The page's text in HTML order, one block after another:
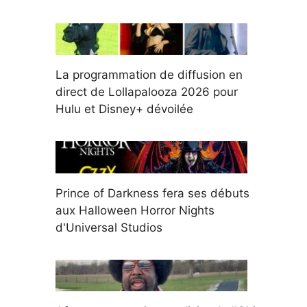
La programmation de diffusion en
direct de Lollapalooza 2026 pour
Hulu et Disney+ dévoilée
Prince of Darkness fera ses débuts
aux Halloween Horror Nights
d'Universal Studios